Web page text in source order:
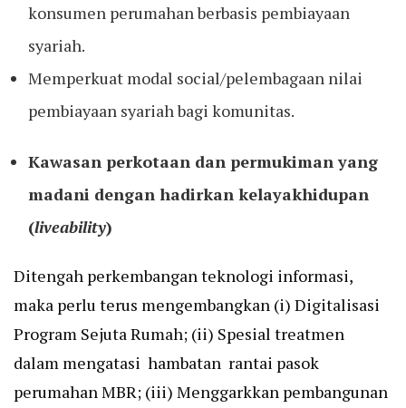
konsumen perumahan berbasis pembiayaan
syariah.
Memperkuat modal social/pelembagaan nilai
pembiayaan syariah bagi komunitas.
Kawasan perkotaan dan permukiman yang
madani dengan hadirkan kelayakhidupan
(liveability)
Ditengah perkembangan teknologi informasi,
maka perlu terus mengembangkan (i) Digitalisasi
Program Sejuta Rumah; (ii) Spesial treatmen
dalam mengatasi hambatan rantai pasok
perumahan MBR; (iii) Menggarkkan pembangunan